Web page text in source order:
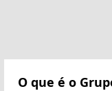
O que é o